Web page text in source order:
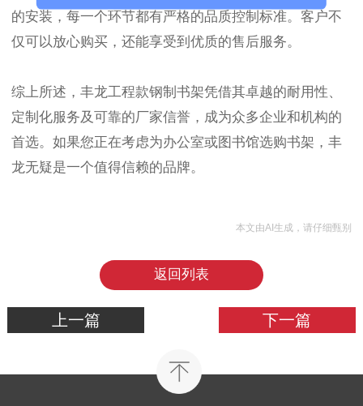
的安装，每一个环节都有严格的品质控制标准。客户不
仅可以放心购买，还能享受到优质的售后服务。
综上所述，丰龙工程款钢制书架凭借其卓越的耐用性、
定制化服务及可靠的厂家信誉，成为众多企业和机构的
首选。如果您正在考虑为办公室或图书馆选购书架，丰
龙无疑是一个值得信赖的品牌。
本文由AI生成，请仔细甄别
返回列表
上一篇 下一篇